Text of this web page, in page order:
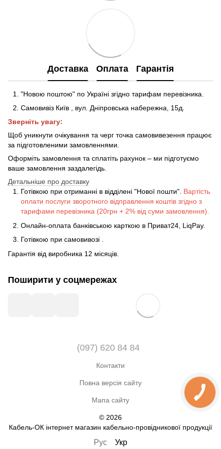
Доставка Оплата Гарантія
"Новою поштою" по Україні згідно тарифам перевізника.
Самовивіз Київ
вул. Дніпровська набережна , 15д
Зверніть увагу:
Щоб уникнути очікування та черг точка самовивезення працює
за підготовленими замовленнями.
Оформіть замовлення та сплатіть рахунок – ми підготуємо
ваше замовлення заздалегідь.
Детальніше про доставку
Готівкою при отриманні в відділені "Нової пошти". Вартість
оплати послуги зворотного відправлення коштів згідно з
тарифами перевізника (20грн + 2% від суми замовлення).
Онлайн-оплата банківською карткою в Приват24, LiqPay.
Готівкою при самовивозі
Гарантія від виробника 12 місяців.
Поширити у соцмережах
(097) 620 84 84
Контакти
Повна версія сайту
Мапа сайту
© 2026
Кабель-ОК інтернет магазин кабельно-провідникової продукції
Рус Укр